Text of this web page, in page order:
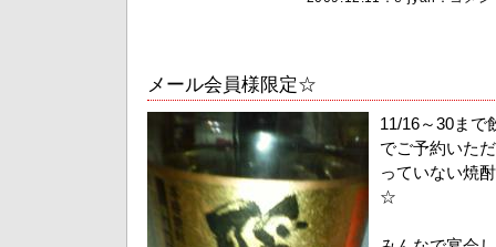
メール会員様限定☆
11/16～30まで
でご予約いた
っていない焼
☆